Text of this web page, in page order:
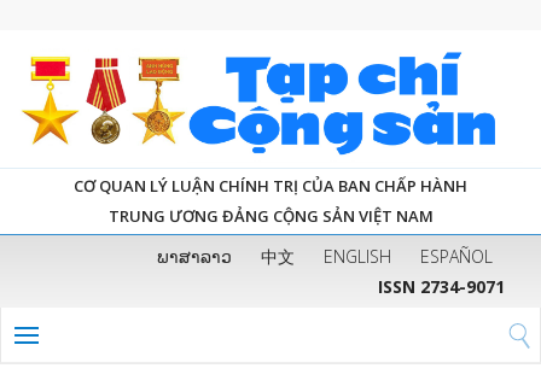
CƠ QUAN LÝ LUẬN CHÍNH TRỊ CỦA BAN CHẤP HÀNH
TRUNG ƯƠNG ĐẢNG CỘNG SẢN VIỆT NAM
ພາສາລາວ 中文 ENGLISH
ESPAÑOL
ISSN 2734-9071